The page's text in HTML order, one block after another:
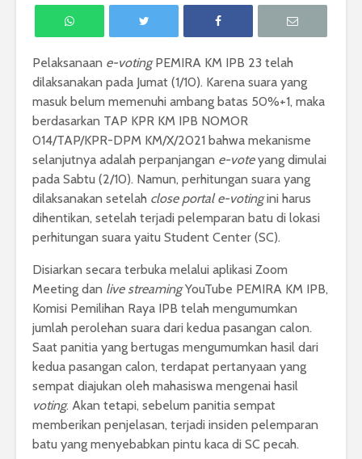
Pelaksanaan e-votingPEMIRA KM IPB 23 telah
dilaksanakan pada Jumat (1/10). Karena suara yang
masuk belum memenuhi ambang batas 50%+1, maka
berdasarkan TAP KPR KM IPB NOMOR
014/TAP/KPR-DPM KM/X/2021 bahwa mekanisme
selanjutnya adalah perpanjangan e-voteyang dimulai
pada Sabtu (2/10). Namun, perhitungan suara yang
dilaksanakan setelah close portal e-votingini harus
dihentikan, setelah terjadi pelemparan batu di lokasi
perhitungan suara yaitu Student Center (SC).
Disiarkan secara terbuka melalui aplikasi Zoom
Meeting dan live streamingYouTube PEMIRA KM IPB,
Komisi Pemilihan Raya IPB telah mengumumkan
jumlah perolehan suara dari kedua pasangan calon.
Saat panitia yang bertugas mengumumkan hasil dari
kedua pasangan calon, terdapat pertanyaan yang
sempat diajukan oleh mahasiswa mengenai hasil
voting. Akan tetapi, sebelum panitia sempat
memberikan penjelasan, terjadi insiden pelemparan
batu yang menyebabkan pintu kaca di SC pecah.